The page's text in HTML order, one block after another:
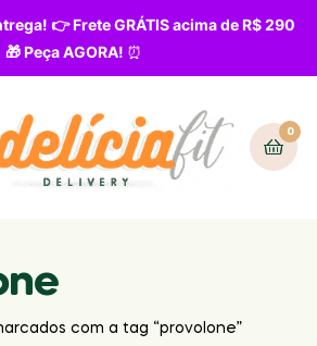
👉 Frete GRÁTIS acima de R$ 290
🎁 Peça AGORA! ⏰
0
com a tag “provolone”